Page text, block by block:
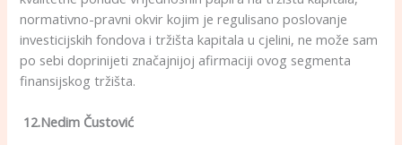
normativno-pravni okvir kojim je regulisano poslovanje
investicijskih fondova i tržišta kapitala u cjelini, ne može sam
po sebi doprinijeti značajnijoj afirmaciji ovog segmenta
finansijskog tržišta.
12.Nedim Čustović